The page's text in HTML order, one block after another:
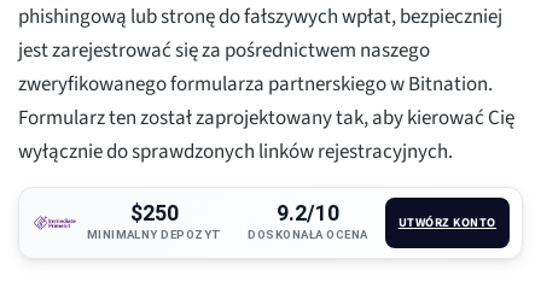
phishingową lub stronę do fałszywych wpłat, bezpieczniej
jest zarejestrować się za pośrednictwem naszego
zweryfikowanego formularza partnerskiego w Bitnation.
Formularz ten został zaprojektowany tak, aby kierować Cię
wyłącznie do sprawdzonych linków rejestracyjnych.
$250
MINIMALNY DEPOZYT
9.2/10
DOSKONAŁA OCENA
UTWÓRZ KONTO